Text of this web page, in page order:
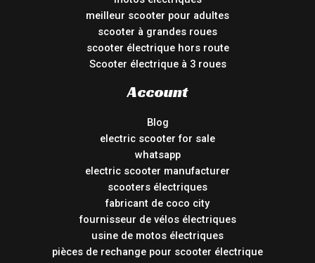
meilleur scooter pour adultes
scooter à grandes roues
scooter électrique hors route
Scooter électrique à 3 roues
Account
Blog
electric scooter for sale
whatsapp
electric scooter manufacturer
scooters électriques
fabricant de coco city
fournisseur de vélos électriques
usine de motos électriques
pièces de rechange pour scooter électrique